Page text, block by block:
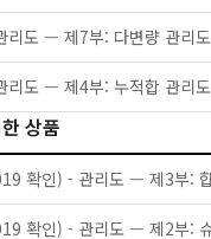
리도 — 제7부: 다변량 관리도
리도 — 제4부: 누적합 관리도
상품